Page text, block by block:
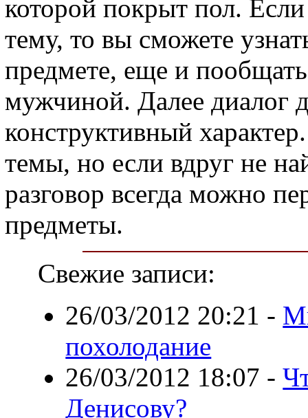
которой покрыт пол.
тему, то вы сможете
предмете, еще и
мужчиной. Далее диалог
конструктивный
темы, но если вдруг не
разговор всегда можно
предметы.
Свежие записи:
26/03/2012 20:21 -
похолодание
26/03/2012 18:07 -
Денисову?